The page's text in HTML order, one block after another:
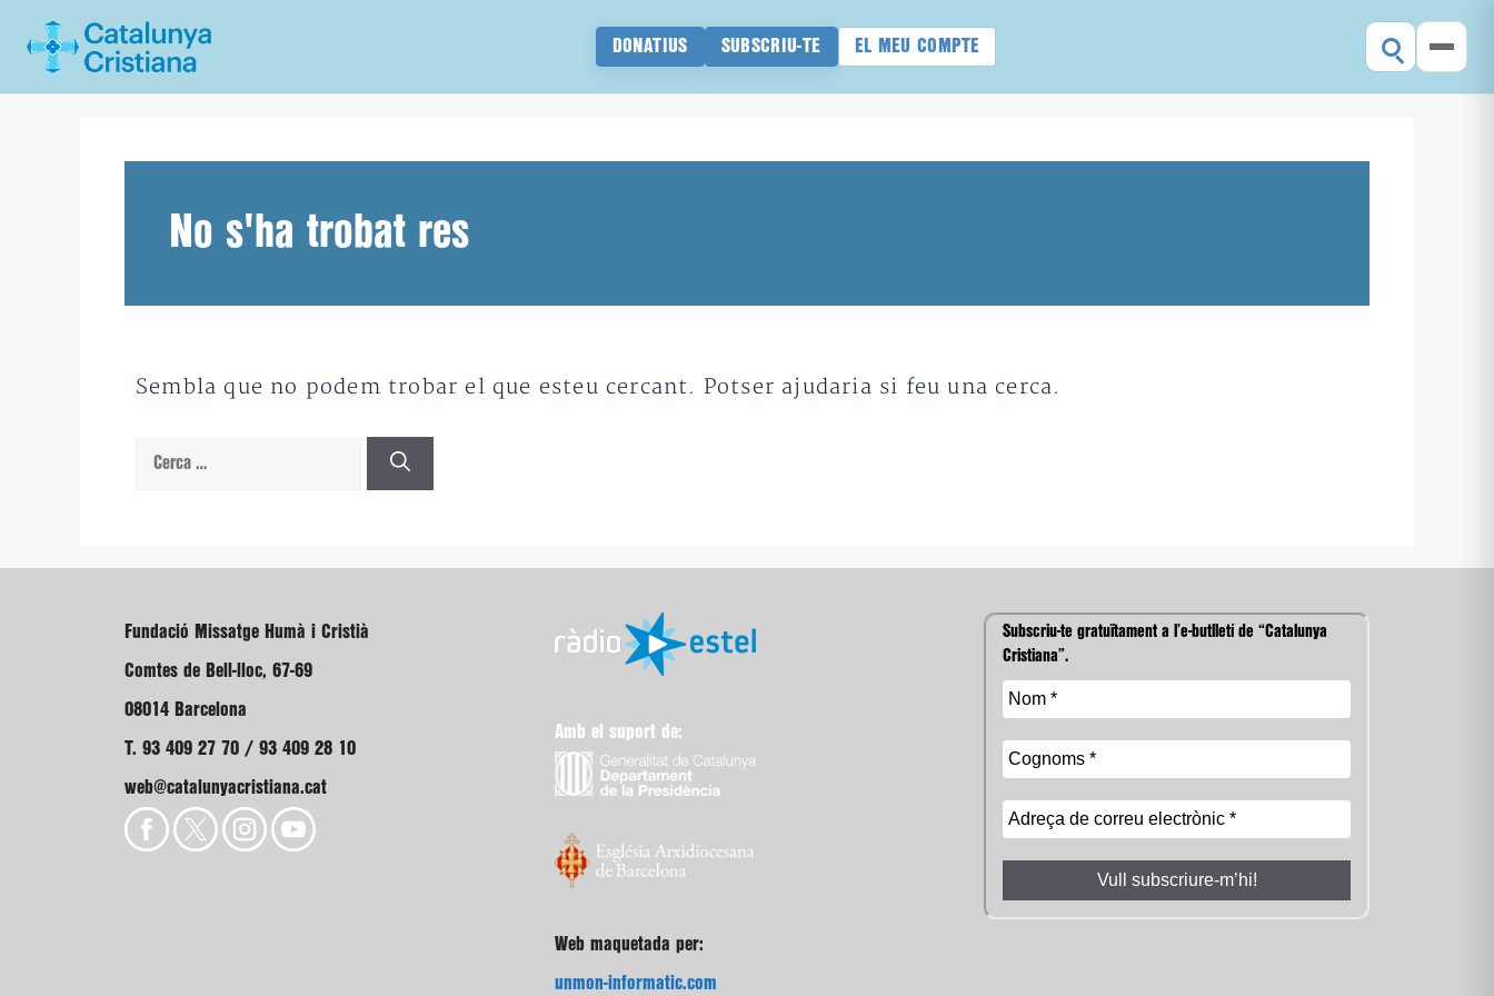
DONATIUS SUBSCRIU-TE EL MEU COMPTE
No s'ha trobat res
Sembla que no podem trobar el que esteu cercant. Potser ajudaria si feu una cerca.
Cerca:
Fundació Missatge Humà i Cristià
Comtes de Bell-lloc, 67-69
08014 Barcelona
T. 93 409 27 70 / 93 409 28 10
web@catalunyacristiana.cat
Amb el suport de:
Web maquetada per:
unmon-informatic.com
Subscriu-te gratuïtament a l’e-butlletí de “Catalunya
Cristiana”.